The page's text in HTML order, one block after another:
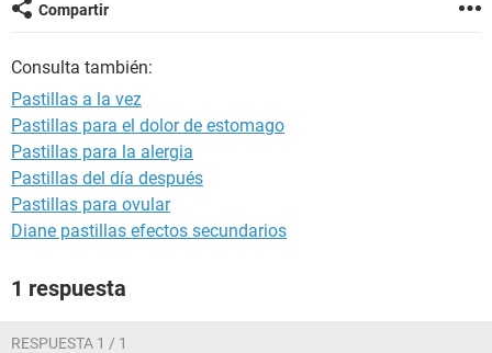
Compartir
Consulta también:
Pastillas a la vez
Pastillas para el dolor de estomago
Pastillas para la alergia
Pastillas del día después
Pastillas para ovular
Diane pastillas efectos secundarios
1 respuesta
RESPUESTA 1 / 1